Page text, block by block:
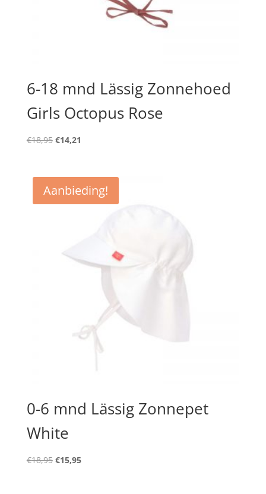
6-18 mnd Lässig Zonnehoed
Girls Octopus Rose
€18,95 Oorspronkelijke
€18,95.
€14,21
€14,21.
Aanbieding!
0-6 mnd Lässig Zonnepet
White
€18,95 Oorspronkelijke
€15,95Huidige